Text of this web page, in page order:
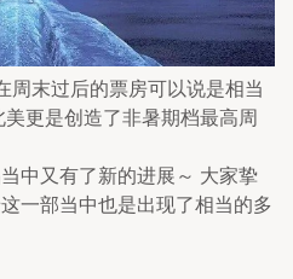
周末过后的票房可以说是相当
更是创造了非暑期档最高周
中又有了新的进展～ 大家挚
一部当中也是出现了相当的多